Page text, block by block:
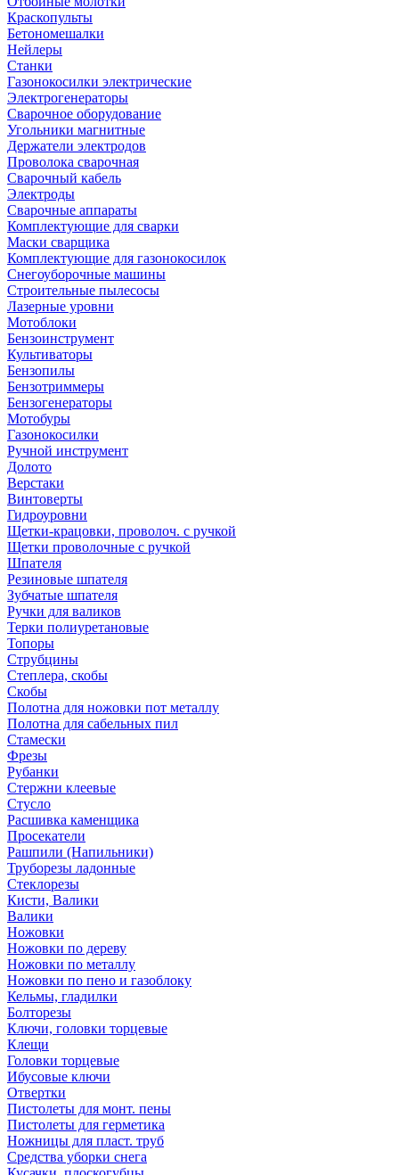
Краскопульты
Бетономешалки
Нейлеры
Станки
Газонокосилки электрические
Электрогенераторы
Сварочное оборудование
Угольники магнитные
Держатели электродов
Проволока сварочная
Сварочный кабель
Электроды
Сварочные аппараты
Комплектующие для сварки
Маски сварщика
Комплектующие для газонокосилок
Снегоуборочные машины
Строительные пылесосы
Лазерные уровни
Мотоблоки
Бензоинструмент
Культиваторы
Бензопилы
Бензотриммеры
Бензогенераторы
Мотобуры
Газонокосилки
Ручной инструмент
Долото
Верстаки
Винтоверты
Гидроуровни
Щетки-крацовки, проволоч. с ручкой
Щетки проволочные с ручкой
Шпателя
Резиновые шпателя
Зубчатые шпателя
Ручки для валиков
Терки полиуретановые
Топоры
Струбцины
Степлера, скобы
Скобы
Полотна для ножовки пот металлу
Полотна для сабельных пил
Стамески
Фрезы
Рубанки
Стержни клеевые
Стусло
Расшивка каменщика
Просекатели
Рашпили (Напильники)
Труборезы ладонные
Стеклорезы
Кисти, Валики
Валики
Ножовки
Ножовки по дереву
Ножовки по металлу
Ножовки по пено и газоблоку
Кельмы, гладилки
Болторезы
Ключи, головки торцевые
Клещи
Головки торцевые
Ибусовые ключи
Отвертки
Пистолеты для монт. пены
Пистолеты для герметика
Ножницы для пласт. труб
Средства уборки снега